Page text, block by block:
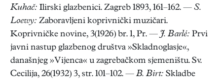
Kuhač: Ilirski glazbenici. Zagreb 1893, 161–162. — S.
Loewy: Zaboravljeni koprivnički muzičari.
Koprivničke novine, 3(1926) br. 1, Pr. — J. Barlé: Prvi
javni nastup glazbenog društva »Skladnoglasje«,
današnjeg »Vijenca« u zagrebačkom sjemeništu. Sv.
Cecilija, 26(1932) 3, str. 101–102. — B. Birt: Skladbe